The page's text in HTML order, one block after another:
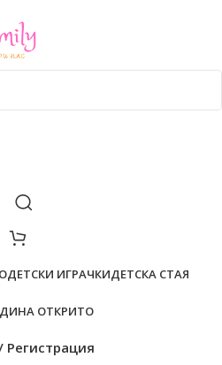
ДЕТСКИ ИГРАЧКИДЕТСКА СТАЯ
НА ОТКРИТО
Регистрация